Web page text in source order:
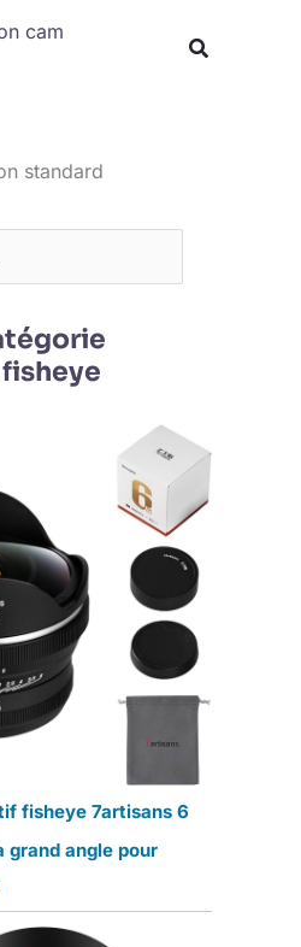
cam
fisheye 7artisans 6
grand angle pour